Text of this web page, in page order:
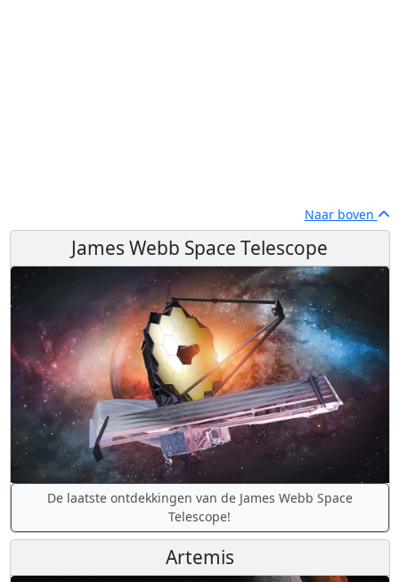
Naar boven
James Webb Space Telescope
De laatste ontdekkingen van de James Webb Space
Telescope!
Artemis